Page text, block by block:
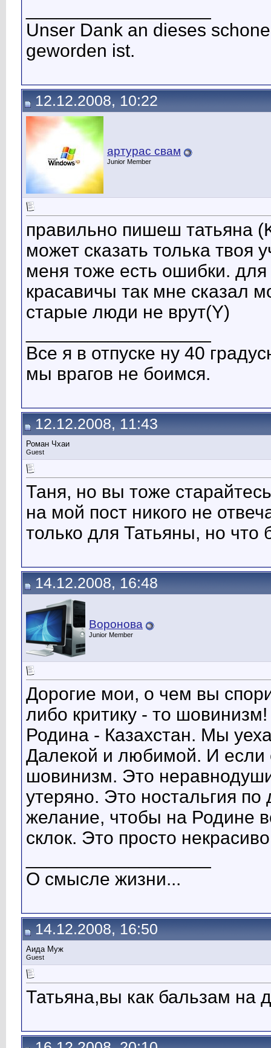
Unser Dank an dieses
geworden ist.
12.12.2008, 10:22
артурас свам
Junior Member
правильно пишеш татьяна
может сказать толька твоя
меня тоже есть ошибки.
красавичы так мне сказал
старые люди не врут(Y)
Все я в отпуске ну 40
мы врагов не боимся.
12.12.2008, 11:43
Роман Чхаи
Guest
Таня, но вы тоже
на мой пост никого не
только для Татьяны, но что
14.12.2008, 16:48
Воронова
Junior Member
Дорогие мои, о чем вы
либо критику - то
Родина - Казахстан. Мы
Далекой и любимой. И если
шовинизм. Это
утеряно. Это ностальгия
желание, чтобы на Родине
склок. Это просто
О смысле жизни...
14.12.2008, 16:50
Аида Муж
Guest
Татьяна,вы как бальзам на